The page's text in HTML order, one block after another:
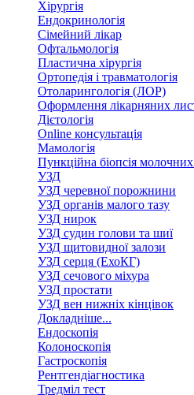
Хірургія
Ендокринологія
Сімейний лікар
Офтальмологія
Пластична хірургія
Ортопедія і травматологія
Отоларингологія (ЛОР)
Оформлення лікарняних
Дієтологія
Online консультація
Мамологія
Пункційна біопсія молочних
УЗД
УЗД черевної порожнини
УЗД органів малого тазу
УЗД нирок
УЗД судин голови та шиї
УЗД щитовидної залози
УЗД серця (ЕхоКГ)
УЗД сечового міхура
УЗД простати
УЗД вен нижніх кінцівок
Докладніше...
Ендоскопія
Колоноскопія
Гастроскопія
Рентгендіагностика
Тредміл тест